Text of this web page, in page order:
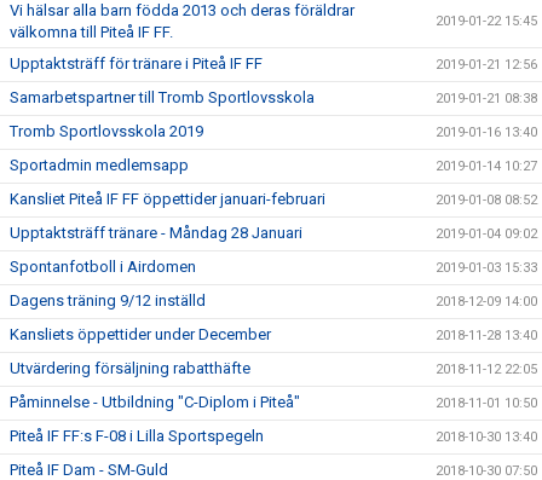
Vi hälsar alla barn födda 2013 och deras föräldrar
välkomna till Piteå IF FF.
2019-01-22 15:45
Upptaktsträff för tränare i Piteå IF FF 2019-01-21 12:56
Samarbetspartner till Tromb Sportlovsskola 2019-01-21 08:38
Tromb Sportlovsskola 2019 2019-01-16 13:40
Sportadmin medlemsapp 2019-01-14 10:27
Kansliet Piteå IF FF öppettider januari-februari 2019-01-08 08:52
Upptaktsträff tränare - Måndag 28 Januari 2019-01-04 09:02
Spontanfotboll i Airdomen 2019-01-03 15:33
Dagens träning 9/12 inställd 2018-12-09 14:00
Kansliets öppettider under December 2018-11-28 13:40
Utvärdering försäljning rabatthäfte 2018-11-12 22:05
Påminnelse - Utbildning "C-Diplom i Piteå" 2018-11-01 10:50
Piteå IF FF:s F-08 i Lilla Sportspegeln 2018-10-30 13:40
Piteå IF Dam - SM-Guld 2018-10-30 07:50